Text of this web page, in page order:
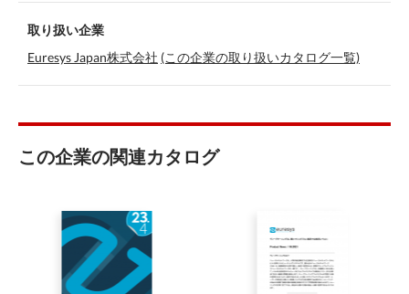
取り扱い企業
Euresys Japan株式会社 (この企業の取り扱いカタログ一覧)
この企業の関連カタログ